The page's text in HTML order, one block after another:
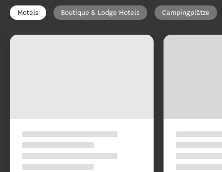
Motels Boutique & Lodge Hotels Campingplätze